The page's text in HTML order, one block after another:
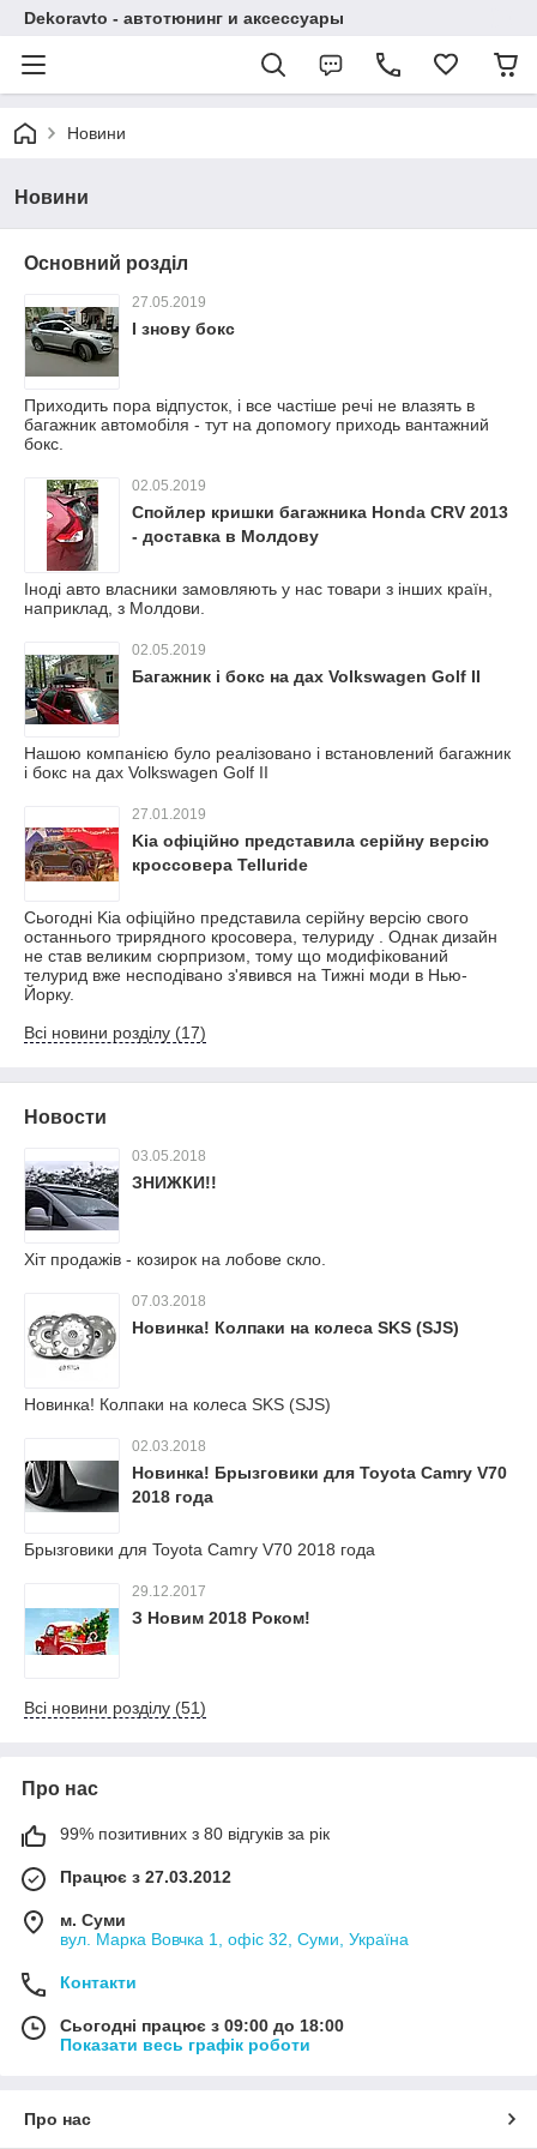
Dekoravto - автотюнинг и аксессуары
Новини
Новини
Основний розділ
27.05.2019
І знову бокс
Приходить пора відпусток, і все частіше речі не влазять в
багажник автомобіля - тут на допомогу приходь вантажний
бокс.
02.05.2019
Спойлер кришки багажника Honda CRV 2013
- доставка в Молдову
Іноді авто власники замовляють у нас товари з інших країн,
наприклад, з Молдови.
02.05.2019
Багажник і бокс на дах Volkswagen Golf II
Нашою компанією було реалізовано і встановлений багажник
і бокс на дах Volkswagen Golf II
27.01.2019
Kia офіційно представила серійну версію
кроссовера Telluride
Сьогодні Kia офіційно представила серійну версію свого
останнього трирядного кросовера, телуриду . Однак дизайн
не став великим сюрпризом, тому що модифікований
телурид вже несподівано з'явився на Тижні моди в Нью-
Йорку.
Всі новини розділу (17)
Новости
03.05.2018
ЗНИЖКИ!!
Хіт продажів - козирок на лобове скло.
07.03.2018
Новинка! Колпаки на колеса SKS (SJS)
Новинка! Колпаки на колеса SKS (SJS)
02.03.2018
Новинка! Брызговики для Toyota Camry V70
2018 года
Брызговики для Toyota Camry V70 2018 года
29.12.2017
З Новим 2018 Роком!
Всі новини розділу (51)
Про нас
99% позитивних з 80 відгуків за рік
Працює з 27.03.2012
м. Суми
вул. Марка Вовчка 1, офіс 32, Суми, Україна
Контакти
Сьогодні працює з 09:00 до 18:00
Показати весь графік роботи
Про нас